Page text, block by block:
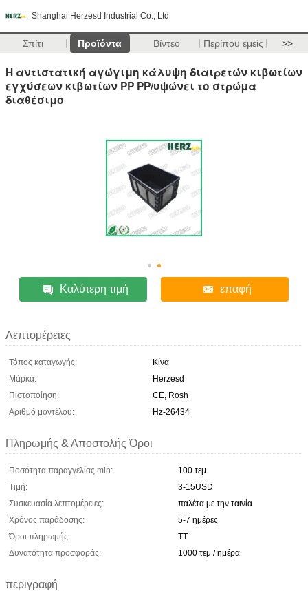
Shanghai Herzesd Industrial Co., Ltd
Σπίτι Προϊόντα Βίντεο Περίπου εμείς >>
Η αντιστατική αγώγιμη κάλυψη διαιρετών κιβωτίων
εγχύσεων κιβωτίων PP PP/υψώνει το στρώμα
διαθέσιμο
Καλύτερη τιμή επαφή
Λεπτομέρειες
Τόπος καταγωγής:
Κίνα
Μάρκα:
Herzesd
Πιστοποίηση:
CE, Rosh
Αριθμό μοντέλου:
Hz-26434
Πληρωμής & Αποστολής Όροι
Ποσότητα παραγγελίας min:
100 τεμ
Τιμή:
3-15USD
Συσκευασία λεπτομέρειες:
παλέτα με την ταινία
Χρόνος παράδοσης:
5-7 ημέρες
Όροι πληρωμής:
TT
Δυνατότητα προσφοράς:
1000 τεμ / ημέρα
περιγραφή